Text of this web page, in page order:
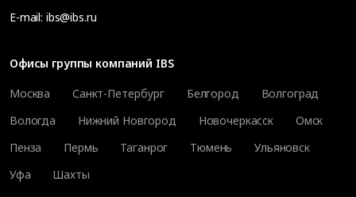
E-mail: ibs@ibs.ru
Офисы группы компаний IBS
Москва
Санкт-Петербург Белгород
Волгоград
Вологда
Нижний Новгород Новочеркасск
Омск
Пенза
Пермь Таганрог Тюмень
Ульяновск
Уфа
Шахты